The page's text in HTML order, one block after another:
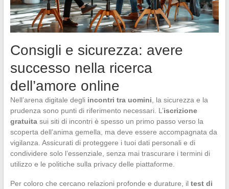
Consigli e sicurezza: avere
successo nella ricerca
dell’amore online
Nell’arena digitale degli incontri tra uomini , la sicurezza e la
prudenza sono punti di riferimento necessari. L’iscrizione
gratuitasui siti di incontri è spesso un primo passo verso la
scoperta dell’anima gemella, ma deve essere accompagnata da
vigilanza. Assicurati di proteggere i tuoi dati personali e di
condividere solo l’essenziale, senza mai trascurare i termini di
utilizzo e le politiche sulla privacy delle piattaforme.
Per coloro che cercano relazioni profonde e durature, il test di